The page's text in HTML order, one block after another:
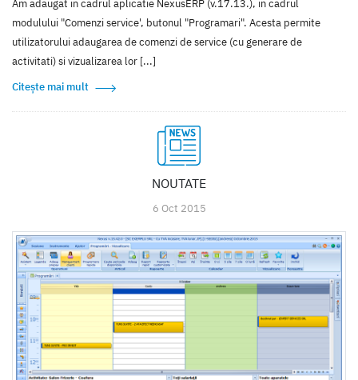
Am adaugat in cadrul aplicatie NexusERP (v.17.13.), in cadrul
modulului "Comenzi service', butonul "Programari". Acesta permite
utilizatorului adaugarea de comenzi de service (cu generare de
activitati) si vizualizarea lor [...]
Citește mai mult
NOUTATE
6 Oct 2015